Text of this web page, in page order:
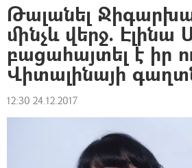
Թալանել
մինչև վերջ. Էլինա
բացահայտել է իր
Վիտալինայի
12:30 24.12.2017